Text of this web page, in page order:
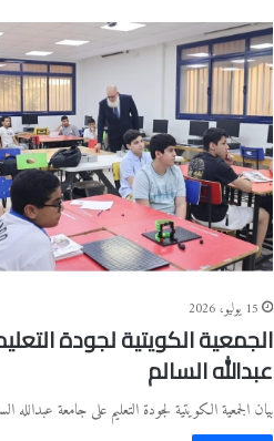
15 يوليو، 2026
الجمعية الكويتية لجودة
عبدالله السالم
بيان الجمعية الكويتية لجودة التعليم على جامعة